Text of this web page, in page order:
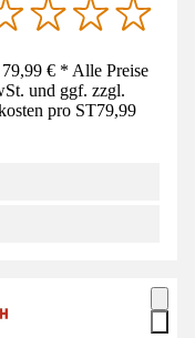
€ * Alle Preise
und ggf. zzgl.
pro ST79,99